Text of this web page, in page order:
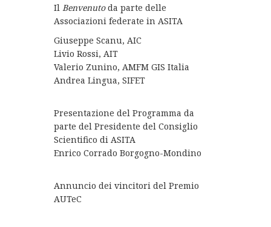
Il Benvenutoda parte delle
Associazioni federate in ASITA
Giuseppe Scanu, AIC
Livio Rossi, AIT
Valerio Zunino, AMFM GIS Italia
Andrea Lingua, SIFET
Presentazione del Programma da
parte del Presidente del Consiglio
Scientifico di ASITA
Enrico Corrado Borgogno-Mondino
Annuncio dei vincitori del Premio
AUTeC